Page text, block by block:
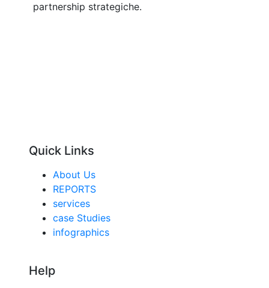
partnership strategiche.
Quick Links
About Us
REPORTS
services
case Studies
infographics
Help